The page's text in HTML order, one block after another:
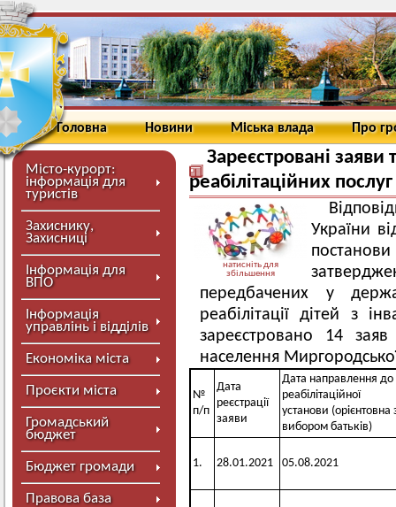
Головна Новини Міська влада Про
Місто-курорт:
інформація для
туристів
Захиснику,
Захисниці
Інформація для
ВПО
Інформація
управлінь і відділів
Економіка міста
Проєкти міста
Громадський
бюджет
Бюджет громади
Правова база
Зареєстровані заяви
реабілітаційних
натисніть для
збільшення
України
передбачених у
реабілітації дітей з
зареєстровано 14 заяв
населення
№
п/п
Дата
реєстрації
заяви
Дата направлення до
реабілітаційної
установи (орієнтовна
вибором батьків)
1. 28.01.2021 05.08.2021